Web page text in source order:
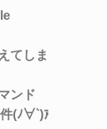
てしま